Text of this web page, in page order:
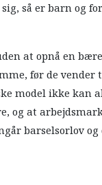
så er barn og
at opnå en
før de vender
model ikke kan
og at
barselsorlov og